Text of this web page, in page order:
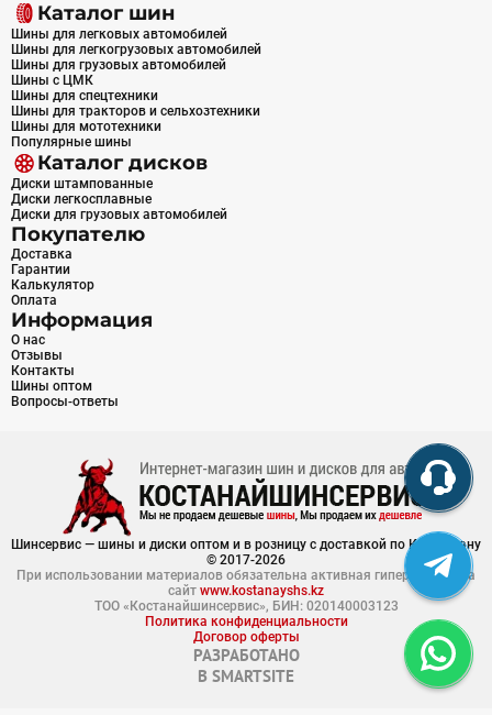
Каталог шин
Шины для легковых автомобилей
Шины для легкогрузовых автомобилей
Шины для грузовых автомобилей
Шины с ЦМК
Шины для спецтехники
Шины для тракторов и сельхозтехники
Шины для мототехники
Популярные шины
Каталог дисков
Диски штампованные
Диски легкосплавные
Диски для грузовых автомобилей
Покупателю
Доставка
Гарантии
Калькулятор
Оплата
Информация
О нас
Отзывы
Контакты
Шины оптом
Вопросы-ответы
Шинсервис — шины и диски оптом и в розницу с доставкой по Казахстану
© 2017-2026
При использовании материалов обязательна активная гиперссылка на
сайт www.kostanayshs.kz
ТОО «Костанайшинсервис», БИН: 020140003123
Политика конфиденциальности
Договор оферты
РАЗРАБОТАНО
В SMARTSITE